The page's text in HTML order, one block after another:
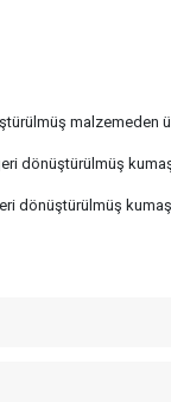
malzemeden
dönüştürülmüş
dönüştürülmüş